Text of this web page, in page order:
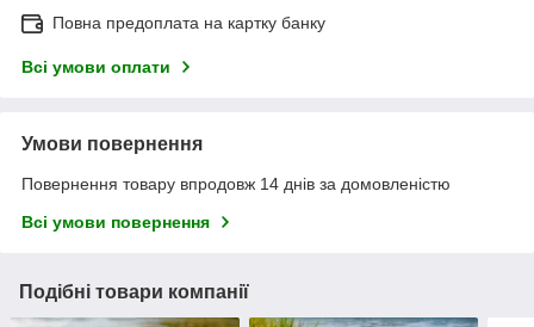
Повна предоплата на картку банку
Всі умови оплати
Умови повернення
Повернення товару впродовж 14 днів за домовленістю
Всі умови повернення
Подібні товари компанії